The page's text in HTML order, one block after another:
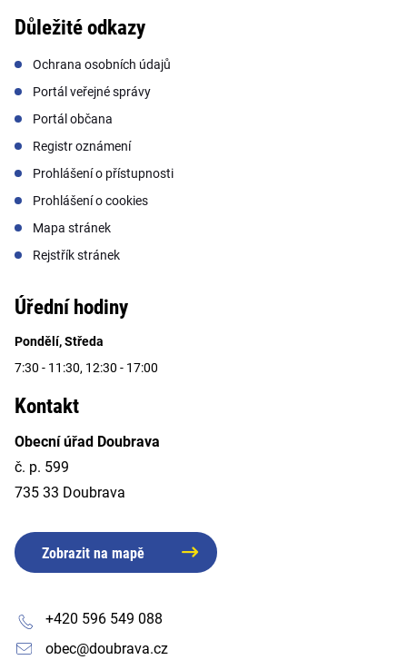
Důležité odkazy
Ochrana osobních údajů
Portál veřejné správy
Portál občana
Registr oznámení
Prohlášení o přístupnosti
Prohlášení o cookies
Mapa stránek
Rejstřík stránek
Úřední hodiny
Pondělí, Středa
7:30 - 11:30, 12:30 - 17:00
Kontakt
Obecní úřad Doubrava
č. p. 599
735 33 Doubrava
Zobrazit na mapě
+420 596 549 088
obec@doubrava.cz